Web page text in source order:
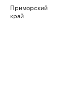
Приморский
край